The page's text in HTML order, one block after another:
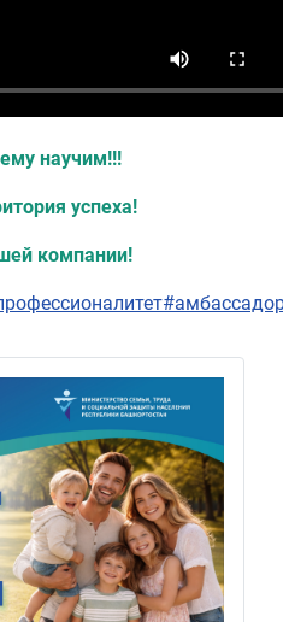
научим!!!
успеха!
компании!